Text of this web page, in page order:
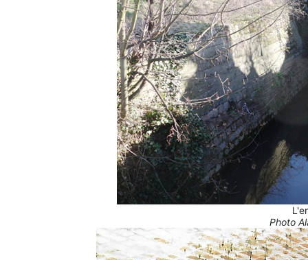
Photo